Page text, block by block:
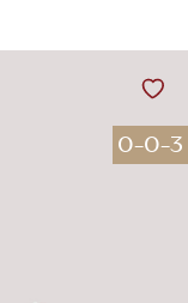
0-0-3